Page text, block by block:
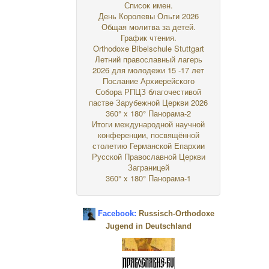
Список имен.
День Королевы Ольги 2026
Общая молитва за детей.
График чтения.
Orthodoxe Bibelschule Stuttgart
Летний православный лагерь
2026 для молодежи 15 -17 лет
Послание Архиерейского
Собора РПЦЗ благочестивой
пастве Зарубежной Церкви 2026
360° x 180° Панорама-2
Итоги международной научной
конференции, посвящённой
столетию Германской Епархии
Русской Православной Церкви
Заграницей
360° x 180° Панорама-1
Facebook: Russisch-Orthodoxe
Jugend in Deutschland